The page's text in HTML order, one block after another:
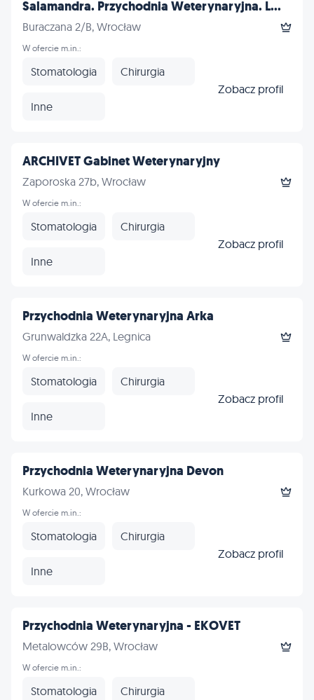
Salamandra. Przychodnia Weterynaryjna. L...
Buraczana 2/B, Wrocław
W ofercie m.in.:
Stomatologia Chirurgia
Inne
Zobacz profil
ARCHIVET Gabinet Weterynaryjny
Zaporoska 27b, Wrocław
W ofercie m.in.:
Stomatologia Chirurgia
Inne
Zobacz profil
Przychodnia Weterynaryjna Arka
Grunwaldzka 22A, Legnica
W ofercie m.in.:
Stomatologia Chirurgia
Inne
Zobacz profil
Przychodnia Weterynaryjna Devon
Kurkowa 20, Wrocław
W ofercie m.in.:
Stomatologia Chirurgia
Inne
Zobacz profil
Przychodnia Weterynaryjna - EKOVET
Metalowców 29B, Wrocław
W ofercie m.in.:
Stomatologia Chirurgia